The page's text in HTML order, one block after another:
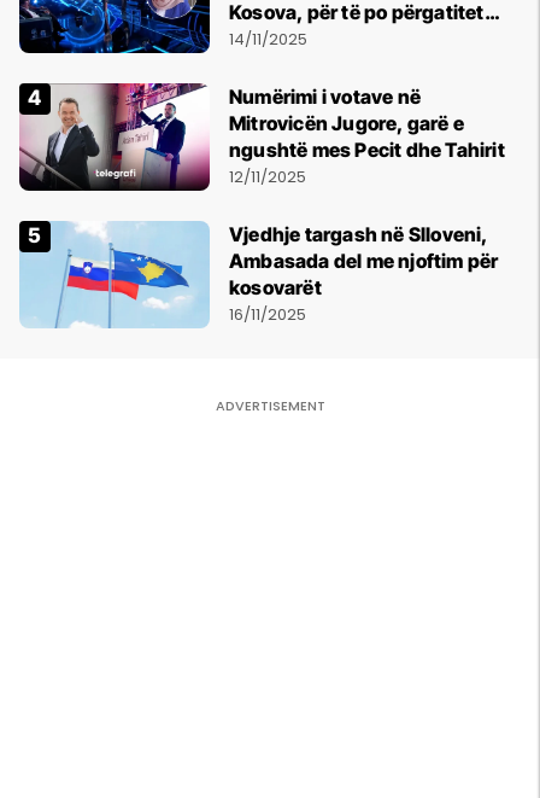
Kosova, për të po përgatitet
edhe një dhomë e veçantë
14/11/2025
Numërimi i votave në
Mitrovicën Jugore, garë e
ngushtë mes Pecit dhe Tahirit
12/11/2025
Vjedhje targash në Slloveni,
Ambasada del me njoftim për
kosovarët
16/11/2025